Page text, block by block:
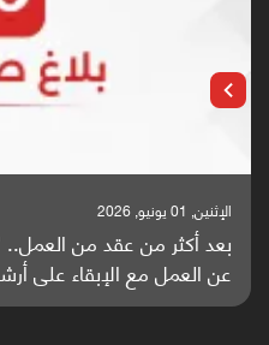
الإثنين, 25 مايو, 2026
باحثون من اليمن يدخلون
واعدة منشورة عالميا (ترجمة)